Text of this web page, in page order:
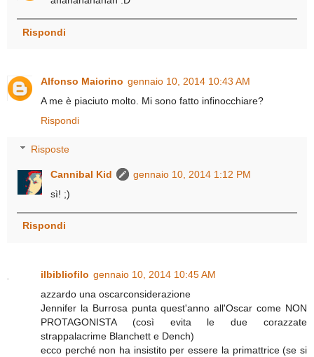
Rispondi
Alfonso Maiorino gennaio 10, 2014 10:43 AM
A me è piaciuto molto. Mi sono fatto infinocchiare?
Rispondi
Risposte
Cannibal Kid
gennaio 10, 2014 1:12 PM
sì! ;)
Rispondi
ilbibliofilo gennaio 10, 2014 10:45 AM
azzardo una oscarconsiderazione
Jennifer la Burrosa punta quest'anno all'Oscar come NON
PROTAGONISTA (così evita le due corazzate
strappalacrime Blanchett e Dench)
ecco perché non ha insistito per essere la primattrice (se si